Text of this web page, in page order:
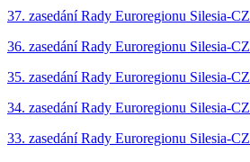
37. zasedání Rady Euroregionu Silesia-CZ
36. zasedání Rady Euroregionu Silesia-CZ
35. zasedání Rady Euroregionu Silesia-CZ
34. zasedání Rady Euroregionu Silesia-CZ
33. zasedání Rady Euroregionu Silesia-CZ